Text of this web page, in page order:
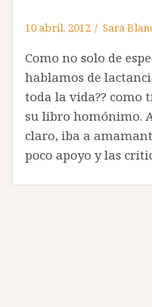
10 abril, 2012 Sara
Como no solo de
hablamos de
toda la vida?? como
su libro homónimo.
claro, iba a
poco apoyo y las